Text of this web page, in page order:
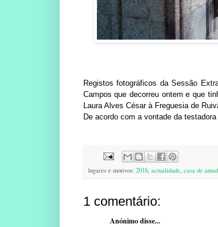
Registos fotográficos da Sessão
Campos que decorreu ontem e que
Laura Alves César à Freguesia de
De acordo com a vontade da
lugares e motivos: 2018, actualidade, casa de
1 comentário:
Anónimo disse...